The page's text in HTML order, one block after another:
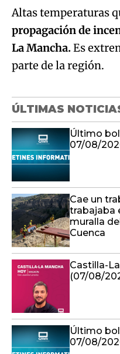
Altas temperaturas
propagación de
La Mancha.Es
parte de la región.
ÚLTIMAS
Último
07/08/
Cae un
trabajaba
muralla
Cuenca
Castilla-
(07/08/
Último
07/08/